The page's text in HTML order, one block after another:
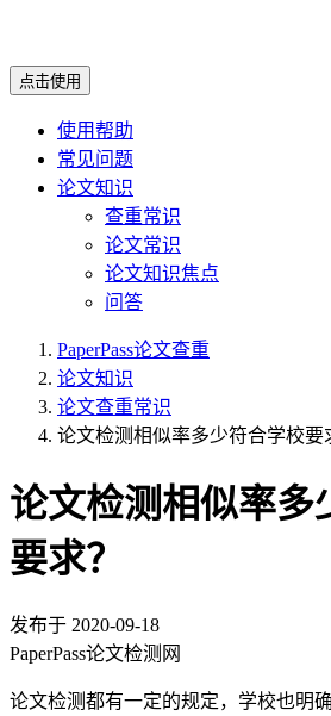
点击使用
使用帮助
常见问题
论文知识
查重常识
论文常识
论文知识焦点
问答
PaperPass论文查重
论文知识
论文查重常识
论文检测相似率多少符合学校要
论文检测相似率多
要求？
发布于 2020-09-18
PaperPass论文检测网
论文检测都有一定的规定，学校也明